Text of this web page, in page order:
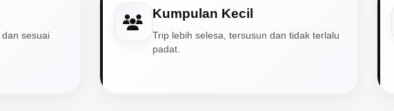
sesuai
Kumpulan Kecil
Trip lebih selesa, tersusun dan tidak terlalu
padat.